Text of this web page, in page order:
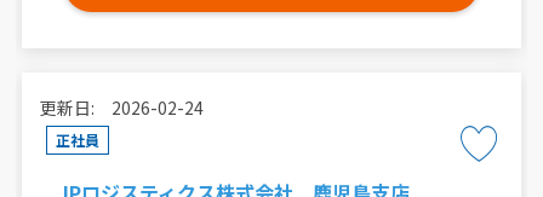
更新日: 2026-02-24
正社員